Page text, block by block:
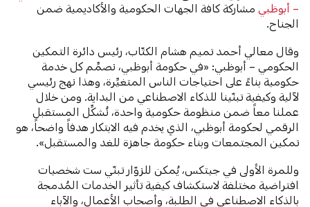
– أبوظبي مشاركة كافة الجهات الحكومية والأكاديمية ضمن
الجناح.
وقال معالي أحمد تميم هشام الكتّاب، رئيس دائرة التمكين
الحكومي – أبوظبي: «في حكومة أبوظبي، نصمِّم كل خدمة
حكومية بناءً على احتياجات الناس المتغيِّرة، وهذا نهج رئيسي
لآلية وكيفية تبنّينا للذكاء الاصطناعي من البداية. ومن خلال
عملنا معاً ضمن منظومة حكومية واحدة، نُشكِّل المستقبل
الرقمي لحكومة أبوظبي، الذي يخدم فيه الابتكار هدفاً واضحاً، هو
تمكين المجتمعات وبناء حكومة جاهزة للغد والمستقبل».
وللمرة الأولى في جيتكس، يُمكن للزوّار تبنّي ست شخصيات
افتراضية مختلفة لاستكشاف كيفية تأثير الخدمات المُدمجة
بالذكاء الاصطناعي في الطلبة، وأصحاب الأعمال، والآباء